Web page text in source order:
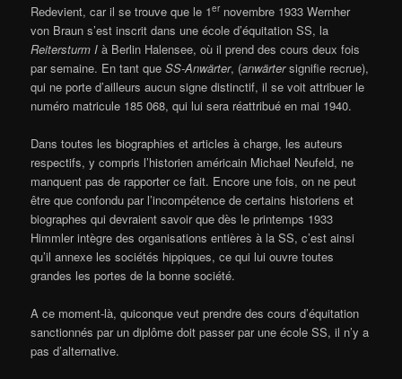
Redevient, car il se trouve que le 1ernovembre 1933 Wernher
von Braun s’est inscrit dans une école d’équitation SS, la
Reitersturm I à Berlin Halensee, où il prend des cours deux fois
par semaine. En tant queSS-Anwärter, (anwärtersignifie recrue),
qui ne porte d’ailleurs aucun signe distinctif, il se voit attribuer le
numéro matricule 185 068, qui lui sera réattribué en mai 1940.
Dans toutes les biographies et articles à charge, les auteurs
respectifs, y compris l’historien américain Michael Neufeld, ne
manquent pas de rapporter ce fait. Encore une fois, on ne peut
être que confondu par l’incompétence de certains historiens et
biographes qui devraient savoir que dès le printemps 1933
Himmler intègre des organisations entières à la SS, c’est ainsi
qu’il annexe les sociétés hippiques, ce qui lui ouvre toutes
grandes les portes de la bonne société.
A ce moment-là, quiconque veut prendre des cours d’équitation
sanctionnés par un diplôme doit passer par une école SS, il n’y a
pas d’alternative.